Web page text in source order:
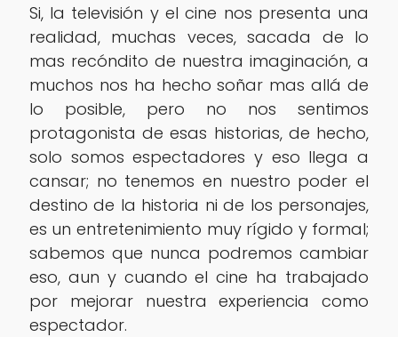
Si, la televisión y el cine nos presenta una
realidad, muchas veces, sacada de lo
mas recóndito de nuestra imaginación, a
muchos nos ha hecho soñar mas allá de
lo posible, pero no nos sentimos
protagonista de esas historias, de hecho,
solo somos espectadores y eso llega a
cansar; no tenemos en nuestro poder el
destino de la historia ni de los personajes,
es un entretenimiento muy rígido y formal;
sabemos que nunca podremos cambiar
eso, aun y cuando el cine ha trabajado
por mejorar nuestra experiencia como
espectador.